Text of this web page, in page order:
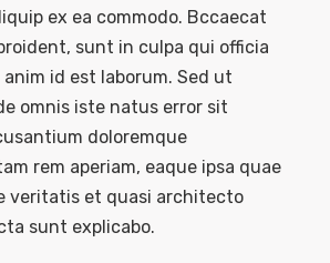
ex ea commodo. Bccaecat
sunt in culpa qui officia
id est laborum. Sed ut
omnis iste natus error sit
doloremque
rem aperiam, eaque ipsa quae
veritatis et quasi architecto
sunt explicabo.